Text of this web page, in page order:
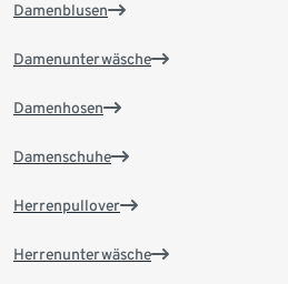
Damenblusen
Damenunterwäsche
Damenhosen
Damenschuhe
Herrenpullover
Herrenunterwäsche